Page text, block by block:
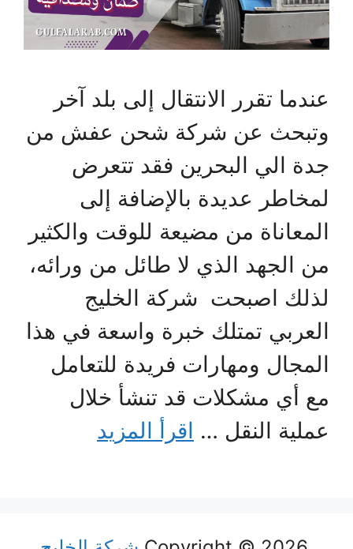
عندما تقرر الانتقال إلى بلد آخر
وتبحث عن شركة شحن عفش من
جدة الي البحرين فقد تتعرض
لمخاطر عديدة بالإضافة إلى
المعاناة من مضيعة للوقت والكثير
من الجهد الذي لا طائل من ورائه،
لذلك اصبحت شركة الخليج
العربي تمتلك خبرة واسعة في هذا
المجال ومهارات فريدة للتعامل
مع أي مشكلات قد تنشأ خلال
عملية النقل … اقرأ المزيد